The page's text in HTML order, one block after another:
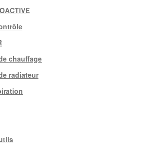
chauffage
radiateur